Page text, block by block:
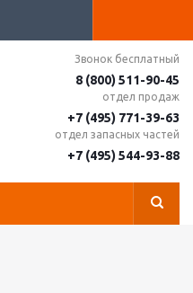
Звонок бесплатный
8 (800) 511-90-45
отдел продаж
+7 (495) 771-39-63
отдел запасных частей
+7 (495) 544-93-88